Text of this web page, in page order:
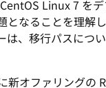
Linux 7 を
となることを理解
は、移行パスにつ
新オファリングの